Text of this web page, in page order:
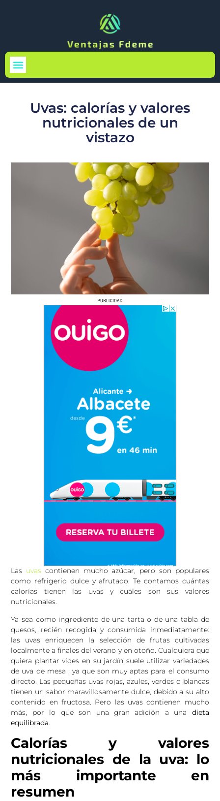
Uvas: calorías y valores
nutricionales de un
vistazo
Las uvas contienen mucho azúcar, pero son populares
como refrigerio dulce y afrutado. Te contamos cuántas
calorías tienen las uvas y cuáles son sus valores
nutricionales.
Ya sea como ingrediente de una tarta o de una tabla de
quesos, recién recogida y consumida inmediatamente:
las uvas enriquecen la selección de frutas cultivadas
localmente a finales del verano y en otoño. Cualquiera que
quiera plantar vides en su jardín suele utilizar variedades
de uva de mesa , ya que son muy aptas para el consumo
directo. Las pequeñas uvas rojas, azules, verdes o blancas
tienen un sabor maravillosamente dulce, debido a su alto
contenido en fructosa. Pero las uvas contienen mucho
más, por lo que son una gran adición a una dieta
equilibrada.
Calorías y valores
nutricionales de la uva: lo
más importante en
resumen